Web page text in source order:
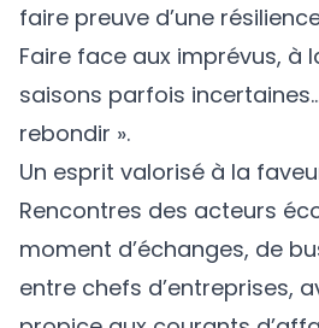
faire preuve d’une
Faire face aux imprévus, à
saisons parfois
rebondir ».
Un esprit valorisé à la
Rencontres des acteurs
moment d’échanges, de
entre chefs d’entreprises,